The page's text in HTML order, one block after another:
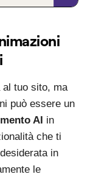
al tuo sito, ma
può essere un
AI in
che ti
in
le